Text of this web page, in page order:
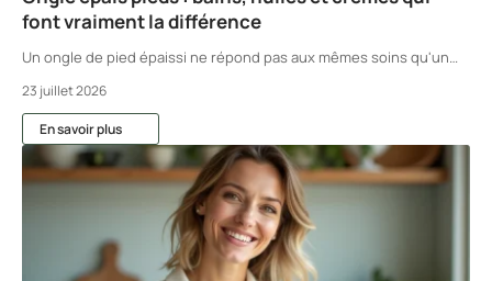
font vraiment la différence
Un ongle de pied épaissi ne répond pas aux mêmes soins qu'un…
23 juillet 2026
En savoir plus